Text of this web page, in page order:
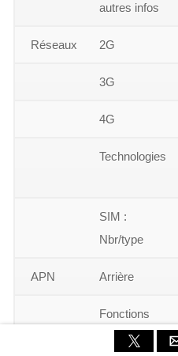
autres infos
Réseaux 2G
3G
4G
Technologies
SIM :
Nbr/type
APN Arrière
Fonctions